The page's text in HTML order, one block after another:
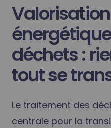
Valorisation
déchets :
tout se
Le traitement des
centrale pour la